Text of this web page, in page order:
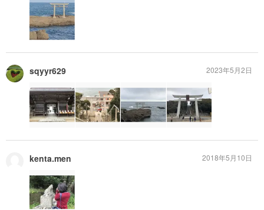
sqyyr629 2023年5月2日
kenta.men 2018年5月10日